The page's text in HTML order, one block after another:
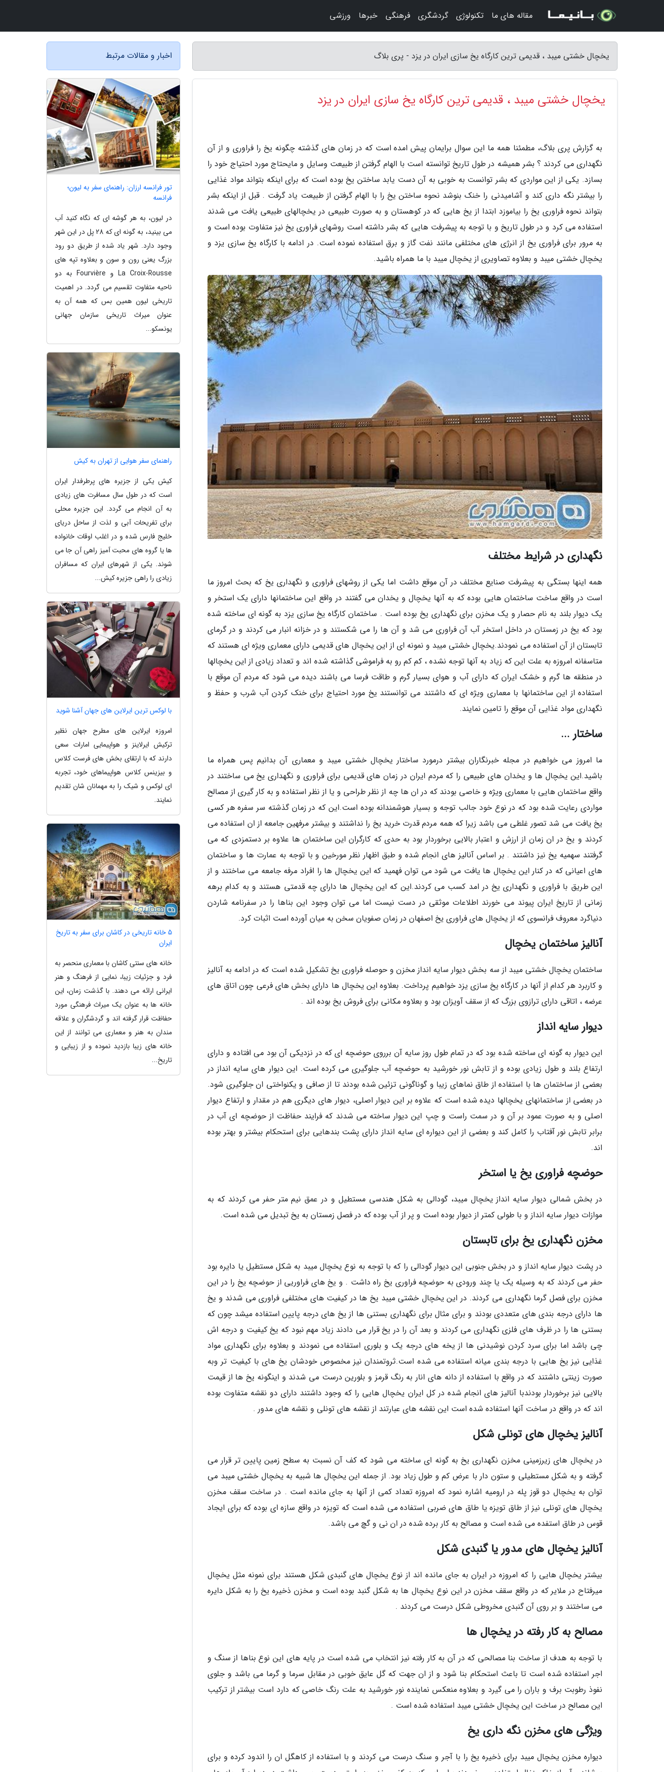
یخچال خشتی میبد ، قدیمی ترین کارگاه یخ سازی ایران در یزد - پری بلاگ
یخچال خشتی میبد ، قدیمی ترین کارگاه یخ سازی ایران در یزد
به گزارش پری بلاگ، مطمئنا همه ما این سوال برایمان پیش امده است که در زمان های گذشته چگونه یخ را فراوری و از آن
نگهداری می کردند ؟ بشر همیشه در طول تاریخ توانسته است با الهام گرفتن از طبیعت وسایل و مایحتاج مورد احتیاج خود را
بسازد. یکی از این مواردی که بشر توانست به خوبی به آن دست یابد ساختن یخ بوده است که برای اینکه بتواند مواد غذایی
را بیشتر نگه داری کند و آشامیدنی را خنک بنوشد نحوه ساختن یخ را با الهام گرفتن از طبیعت یاد گرفت . قبل از اینکه بشر
بتواند نحوه فراوری یخ را بیاموزد ابتدا از یخ هایی که در کوهستان و به صورت طبیعی در یخچالهای طبیعی یافت می شدند
استفاده می کرد و در طول تاریخ و با توجه به پیشرفت هایی که بشر داشته است روشهای فراوری یخ نیز متفاوت بوده است و
به مرور برای فراوری یخ از انرژی های مختلفی مانند نفت گاز و برق استفاده نموده است. در ادامه با کارگاه یخ سازی یزد و
یخچال خشتی میبد و بعلاوه تصاویری از یخچال میبد با ما همراه باشید.
نگهداری در شرایط مختلف
همه اینها بستگی به پیشرفت صنایع مختلف در آن موقع داشت اما یکی از روشهای فراوری و نگهداری یخ که بحث امروز ما
است در واقع ساخت ساختمان هایی بوده که به آنها یخچال و یخدان می گفتند در واقع این ساختمانها دارای یک استخر و
یک دیوار بلند به نام حصار و یک مخزن برای نگهداری یخ بوده است . ساختمان کارگاه یخ سازی یزد به گونه ای ساخته شده
بود که یخ در زمستان در داخل استخر آب آن فراوری می شد و آن ها را می شکستند و در خزانه انبار می کردند و در گرمای
تابستان از آن استفاده می نمودند.یخچال خشتی میبد و نمونه ای از این یخچال های قدیمی دارای معماری ویژه ای هستند که
متاسفانه امروزه به علت این که زیاد به آنها توجه نشده ، کم کم رو به فراموشی گذاشته شده اند و تعداد زیادی از این یخچالها
در منطقه ها گرم و خشک ایران که دارای آب و هوای بسیار گرم و طاقت فرسا می باشند دیده می شود که مردم آن موقع با
استفاده از این ساختمانها با معماری ویژه ای که داشتند می توانستند یخ مورد احتیاج برای خنک کردن آب شرب و حفظ و
نگهداری مواد غذایی آن موقع را تامین نمایند.
ساختار ...
ما امروز می خواهیم در مجله خبرنگاران بیشتر درمورد ساختار یخچال خشتی میبد و معماری آن بدانیم پس همراه ما
باشید.این یخچال ها و یخدان های طبیعی را که مردم ایران در زمان های قدیمی برای فراوری و نگهداری یخ می ساختند در
واقع ساختمان هایی با معماری ویژه و خاصی بودند که در ان ها چه از نظر طراحی و یا از نظر استفاده و به کار گیری از مصالح
مواردی رعایت شده بود که در نوع خود جالب توجه و بسیار هوشمندانه بوده است.این که در زمان گذشته سر سفره هر کسی
یخ یافت می شد تصور غلطی می باشد زیرا که همه مردم قدرت خرید یخ را نداشتند و بیشتر مرفهین جامعه از ان استفاده می
کردند و یخ در ان زمان از ارزش و اعتبار بالایی برخوردار بود به حدی که کارگران این ساختمان ها علاوه بر دستمزدی که می
گرفتند سهمیه یخ نیز داشتند . بر اساس آنالیز های انجام شده و طبق اظهار نظر مورخین و با توجه به عمارت ها و ساختمان
های اعیانی که در کنار این یخچال ها یافت می شود می توان فهمید که این یخچال ها را افراد مرفه جامعه می ساختند و از
این طریق با فراوری و نگهداری یخ در امد کسب می کردند.این که این یخچال ها دارای چه قدمتی هستند و به کدام برهه
زمانی از تاریخ ایران پیوند می خورند اطلاعات موثقی در دست نیست اما می توان وجود این بناها را در سفرنامه شاردن
دنیاگرد معروف فرانسوی که از یخچال های فراوری یخ اصفهان در زمان صفویان سخن به میان آورده است اثبات کرد.
آنالیز ساختمان یخچال
ساختمان یخچال خشتی میبد از سه بخش دیوار سایه انداز مخزن و حوصله فراوری یخ تشکیل شده است که در ادامه به آنالیز
و کاربرد هر کدام از آنها در کارگاه یخ سازی یزد خواهیم پرداخت. بعلاوه این یخچال ها دارای بخش های فرعی چون اتاق های
عرضه ، اتاقی دارای ترازوی بزرگ که از سقف آویزان بود و بعلاوه مکانی برای فروش یخ بوده اند .
دیوار سایه انداز
این دیوار به گونه ای ساخته شده بود که در تمام طول روز سایه آن برروی حوضچه ای که در نزدیکی آن بود می افتاده و دارای
ارتفاع بلند و طول زیادی بوده و از تابش نور خورشید به حوضچه آب جلوگیری می کرده است. این دیوار های سایه انداز در
بعضی از ساختمان ها با استفاده از طاق نماهای زیبا و گوناگونی تزئین شده بودند تا از صافی و یکنواختی ان جلوگیری شود.
در بعضی از ساختمانهای یخچالها دیده شده است که علاوه بر این دیوار اصلی، دیوار های دیگری هم در مقدار و ارتفاع دیوار
اصلی و به صورت عمود بر آن و در سمت راست و چپ این دیوار ساخته می شدند که فرایند حفاظت از حوضچه ای آب در
برابر تابش نور آفتاب را کامل کند و بعضی از این دیواره ای سایه انداز دارای پشت بندهایی برای استحکام بیشتر و بهتر بوده
اند.
حوضچه فراوری یخ یا استخر
در بخش شمالی دیوار سایه انداز یخچال میبد، گودالی به شکل هندسی مستطیل و در عمق نیم متر حفر می کردند که به
موازات دیوار سایه انداز و با طولی کمتر از دیوار بوده است و پر از آب بوده که در فصل زمستان به یخ تبدیل می شده است.
مخزن نگهداری یخ برای تابستان
در پشت دیوار سایه انداز و در بخش جنوبی این دیوار گودالی را که با توجه به نوع یخچال میبد به شکل مستطیل یا دایره بود
حفر می کردند که به وسیله یک یا چند ورودی به حوضچه فراوری یخ راه داشت . و یخ های فراوریی از حوضچه یخ را در این
مخزن برای فصل گرما نگهداری می کردند. در این یخچال خشتی میبد یخ ها در کیفیت های مختلفی فراوری می شدند و یخ
ها دارای درجه بندی های متعددی بودند و برای مثال برای نگهداری بستنی ها از یخ های درجه پایین استفاده میشد چون که
بستنی ها را در ظرف های فلزی نگهداری می کردند و بعد آن را در یخ قرار می دادند زیاد مهم نبود که یخ کیفیت و درجه اش
چی باشد اما برای سرد کردن نوشیدنی ها از یخه های درجه یک و بلوری استفاده می نمودند و بعلاوه برای نگهداری مواد
غذایی نیز یخ هایی با درجه بندی میانه استفاده می شده است.ثروتمندان نیز مخصوص خودشان یخ های با کیفیت تر وبه
صورت زینتی داشتند که در واقع با استفاده از دانه های انار به رنگ قرمز و بلورین درست می شدند و اینگونه یخ ها از قیمت
بالایی نیز برخوردار بودندبا آنالیز های انجام شده در کل ایران یخچال هایی را که وجود داشتند دارای دو نقشه متفاوت بوده
اند که در واقع در ساخت آنها استفاده شده است این نقشه های عبارتند از نقشه های تونلی و نقشه های مدور .
آنالیز یخچال های تونلی شکل
در یخچال های زیرزمینی مخزن نگهداری یخ به گونه ای ساخته می شود که کف آن نسبت به سطح زمین پایین تر قرار می
گرفته و به شکل مستطیلی و ستون دار با عرض کم و طول زیاد بود. از جمله این یخچال ها شبیه به یخچال خشتی میبد می
توان به یخچال دو قوز پله در ارومیه اشاره نمود که امروزه تعداد کمی از آنها به جای مانده است . در ساخت سقف مخزن
یخچال های تونلی نیز از طاق تویزه یا طاق های ضربی استفاده می شده است که تویزه در واقع سازه ای بوده که برای ایجاد
قوس در طاق استفده می شده است و مصالح به کار برده شده در ان نی و گچ می باشد.
آنالیز یخچال های مدور یا گنبدی شکل
بیشتر یخچال هایی را که امروزه در ایران به جای مانده اند از نوع یخچال های گنبدی شکل هستند برای نمونه مثل یخچال
میرفتاح در ملایر که در واقع سقف مخزن در این نوع یخچال ها به شکل گنبد بوده است و مخزن ذخیره یخ را به شکل دایره
می ساختند و بر روی آن گنبدی مخروطی شکل درست می کردند .
مصالح به کار رفته در یخچال ها
با توجه به هدف از ساخت بنا مصالحی که در آن به کار رفته نیز انتخاب می شده است در پایه های این نوع بناها از سنگ و
اجر استفاده شده است تا باعث استحکام بنا شود و از ان جهت که گل عایق خوبی در مقابل سرما و گرما می باشد و جلوی
نفوذ رطوبت برف و باران را می گیرد و بعلاوه منعکس نماینده نور خورشید به علت رنگ خاصی که دارد است بیشتر از ترکیب
این مصالح در ساخت این یخچال خشتی میبد استفاده شده است .
ویژگی های مخزن نگه داری یخ
دیواره مخزن یخچال میبد برای ذخیره یخ را با آجر و سنگ درست می کردند و با استفاده از کاهگل ان را اندود کرده و برای
اخبار و مقالات مرتبط
تور فرانسه ارزان: راهنمای سفر به لیون؛
فرانسه
در لیون، به هر گوشه ای که نگاه کنید آب
می بینید، به گونه ای که 28 پل در این شهر
وجود دارد. شهر یاد شده از طریق دو رود
بزرگ یعنی رون و سون و بعلاوه تپه های
La Croix-Rousse و Fourvière به دو
ناحیه متفاوت تقسیم می گردد. در اهمیت
تاریخی لیون همین بس که همه آن به
عنوان میراث تاریخی سازمان جهانی
یونسکو...
راهنمای سفر هوایی از تهران به کیش
کیش یکی از جزیره های پرطرفدار ایران
است که در طول سال مسافرت های زیادی
به آن انجام می گردد. این جزیره محلی
برای تفریحات آبی و لذت از ساحل دریای
خلیج فارس شده و در اغلب اوقات خانواده
ها یا گروه های محبت آمیز راهی آن جا می
شوند. یکی از شهرهای ایران که مسافران
زیادی را راهی جزیره کیش...
با لوکس ترین ایرلاین های جهان آشنا شوید
امروزه ایرلاین های مطرح جهان نظیر
ترکیش ایرلاینز و هواپیمایی امارات سعی
دارند که با ارتقای بخش های فرست کلاس
و بیزینس کلاس هواپیماهای خود، تجربه
ای لوکس و شیک را به مهمانان شان تقدیم
نمایند.
5 خانه تاریخی در کاشان برای سفر به تاریخ
ایران
خانه های سنتی کاشان با معماری منحصر به
فرد و جزئیات زیبا، نمایی از فرهنگ و هنر
ایرانی ارائه می دهند. با گذشت زمان، این
خانه ها به عنوان یک میراث فرهنگی مورد
حفاظت قرار گرفته اند و گردشگران و علاقه
مندان به هنر و معماری می توانند از این
خانه های زیبا بازدید نموده و از زیبایی و
تاریخ...
مقاله های ما تکنولوژی گردشگری فرهنگی خبرها ورزشی